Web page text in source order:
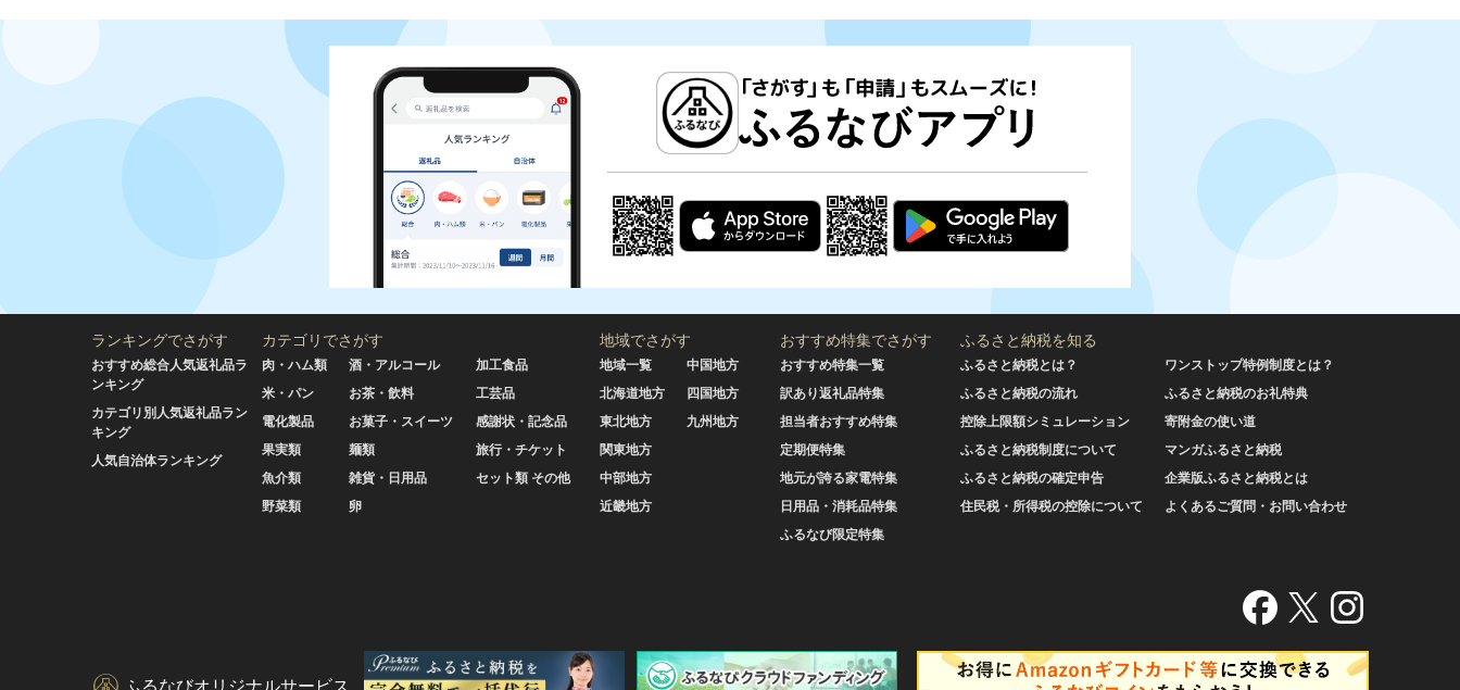
ランキングでさがす
おすすめ総合人気返礼品ラ
ンキング
カテゴリ別人気返礼品ラン
キング
人気自治体ランキング
カテゴリでさがす
肉・ハム類
米・パン
電化製品
果実類
魚介類
野菜類
酒・アルコール
お茶・飲料
お菓子・スイーツ
麺類
雑貨・日用品
卵
加工食品
工芸品
感謝状・記念品
旅行・チケット
セット類 その他
地域でさがす
地域一覧
北海道地方
東北地方
関東地方
中部地方
近畿地方
中国地方
四国地方
九州地方
おすすめ特集でさがす
おすすめ特集一覧
訳あり返礼品特集
担当者おすすめ特集
定期便特集
地元が誇る家電特集
日用品・消耗品特集
ふるなび限定特集
ふるさと納税を知る
ふるさと納税とは？
ふるさと納税の流れ
控除上限額シミュレーション
ふるさと納税制度について
ふるさと納税の確定申告
住民税・所得税の控除について
ワンストップ特例制度とは？
ふるさと納税のお礼特典
寄附金の使い道
マンガふるさと納税
企業版ふるさと納税とは
よくあるご質問・お問い合わせ